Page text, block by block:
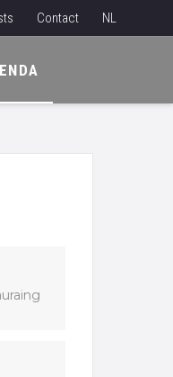
Contact NL